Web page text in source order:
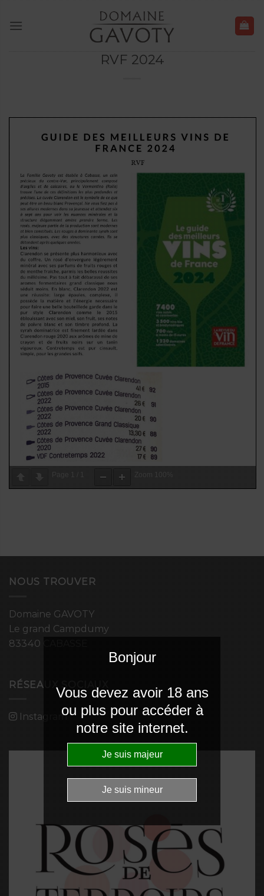
RVF 2024
Page 1 / 1 Zoom 100%
NOUS TROUVER
Domaine GAVOTY
Le grand Campdumy
83340 CABASSE
RÉSEAUX SOCIAUX
Instagram
Bonjour
Vous devez avoir 18 ans
ou plus pour accéder à
notre site internet.